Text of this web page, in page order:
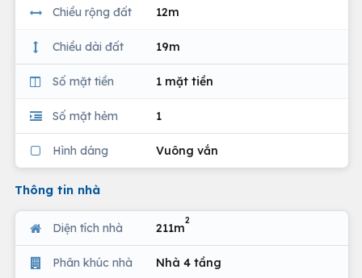
Chiều rộng đất 12m
Chiều dài đất 19m
Số mặt tiền 1 mặt tiền
Số mặt hẻm 1
Hình dáng Vuông vắn
Thông tin nhà
Diện tích nhà 211m
2
Phân khúc nhà Nhà 4 tầng